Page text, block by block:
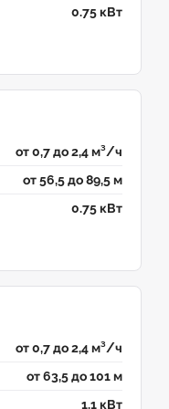
0.75 кВт
от 0,7 до 2,4 м³/ч
от 56,5 до 89,5 м
0.75 кВт
от 0,7 до 2,4 м³/ч
от 63,5 до 101 м
1.1 кВт